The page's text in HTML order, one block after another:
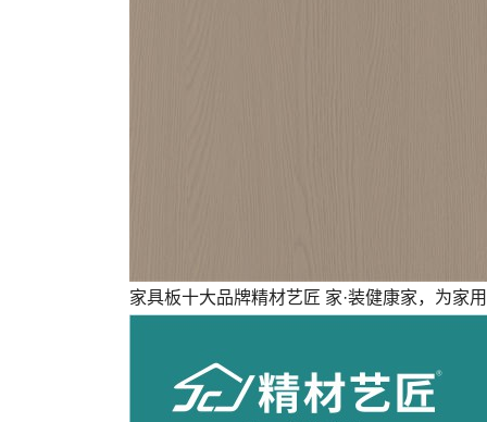
家具板十大品牌精材艺匠 家·装健康家，为家